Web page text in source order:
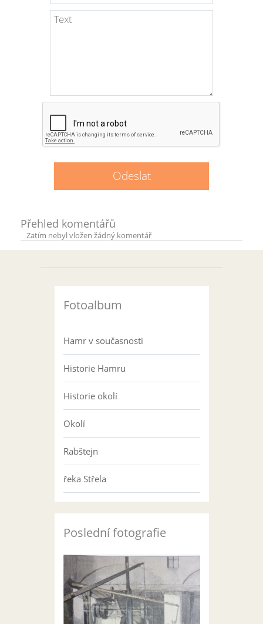
Přehled komentářů
Zatím nebyl vložen žádný komentář
Fotoalbum
Hamr v současnosti
Historie Hamru
Historie okolí
Okolí
Rabštejn
řeka Střela
Poslední fotografie